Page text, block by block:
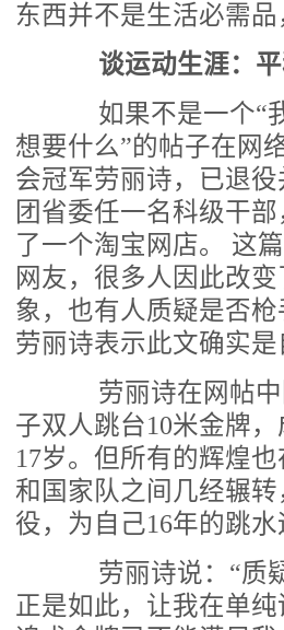
东西并不是生活必需
谈运动生涯：
如果不是一个“我
想要什么”的帖子在网
会冠军劳丽诗，已退
团省委任一名科级干
了一个淘宝网店。 这
网友，很多人因此改
象，也有人质疑是否
劳丽诗表示此文确实是
劳丽诗在网帖中
子双人跳台10米金牌
17岁。但所有的辉煌
和国家队之间几经辗
役，为自己16年的跳
劳丽诗说：“质疑
正是如此，让我在单